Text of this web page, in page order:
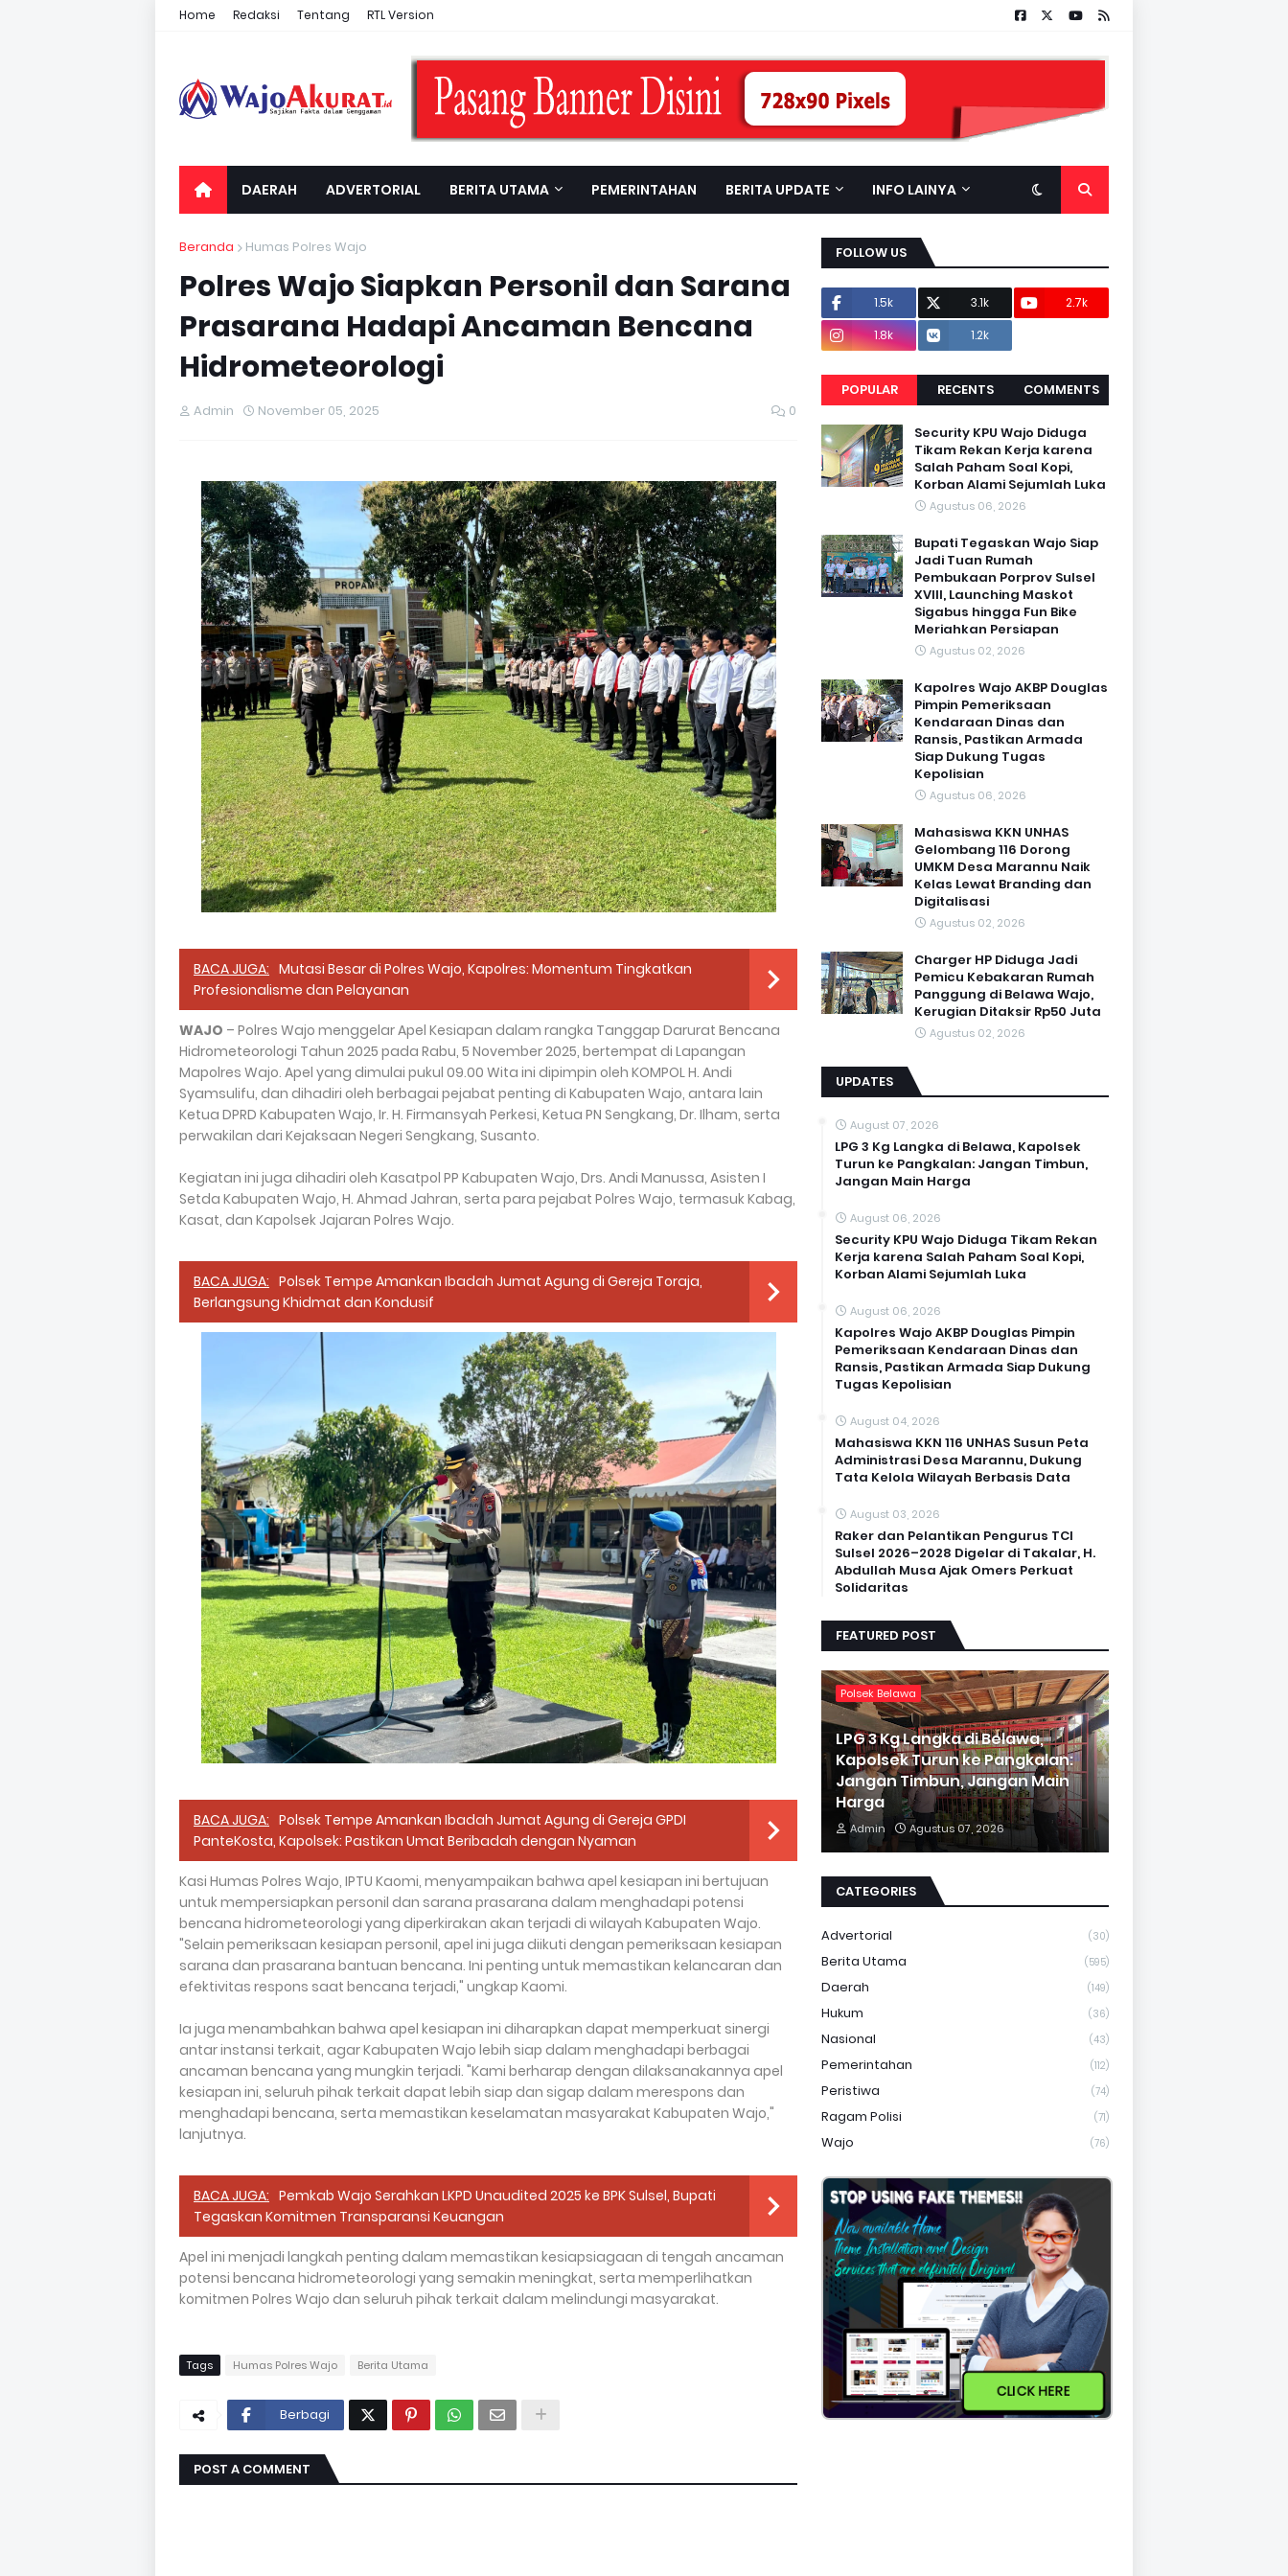
Home Redaksi Tentang RTL Version
DAERAH ADVERTORIAL BERITA UTAMA PEMERINTAHAN BERITA UPDATE INFO LAINYA
Beranda Humas Polres Wajo
Polres Wajo Siapkan Personil dan Sarana
Prasarana Hadapi Ancaman Bencana
Hidrometeorologi
Admin November 05, 2025 0
BACA JUGA: Mutasi Besar di Polres Wajo, Kapolres: Momentum Tingkatkan
Profesionalisme dan Pelayanan
WAJO – Polres Wajo menggelar Apel Kesiapan dalam rangka Tanggap Darurat Bencana
Hidrometeorologi Tahun 2025 pada Rabu, 5 November 2025, bertempat di Lapangan
Mapolres Wajo. Apel yang dimulai pukul 09.00 Wita ini dipimpin oleh KOMPOL H. Andi
Syamsulifu, dan dihadiri oleh berbagai pejabat penting di Kabupaten Wajo, antara lain
Ketua DPRD Kabupaten Wajo, Ir. H. Firmansyah Perkesi, Ketua PN Sengkang, Dr. Ilham, serta
perwakilan dari Kejaksaan Negeri Sengkang, Susanto.
Kegiatan ini juga dihadiri oleh Kasatpol PP Kabupaten Wajo, Drs. Andi Manussa, Asisten I
Setda Kabupaten Wajo, H. Ahmad Jahran, serta para pejabat Polres Wajo, termasuk Kabag,
Kasat, dan Kapolsek Jajaran Polres Wajo.
BACA JUGA: Polsek Tempe Amankan Ibadah Jumat Agung di Gereja Toraja,
Berlangsung Khidmat dan Kondusif
BACA JUGA: Polsek Tempe Amankan Ibadah Jumat Agung di Gereja GPDI
PanteKosta, Kapolsek: Pastikan Umat Beribadah dengan Nyaman
Kasi Humas Polres Wajo, IPTU Kaomi, menyampaikan bahwa apel kesiapan ini bertujuan
untuk mempersiapkan personil dan sarana prasarana dalam menghadapi potensi
bencana hidrometeorologi yang diperkirakan akan terjadi di wilayah Kabupaten Wajo.
"Selain pemeriksaan kesiapan personil, apel ini juga diikuti dengan pemeriksaan kesiapan
sarana dan prasarana bantuan bencana. Ini penting untuk memastikan kelancaran dan
efektivitas respons saat bencana terjadi," ungkap Kaomi.
Ia juga menambahkan bahwa apel kesiapan ini diharapkan dapat memperkuat sinergi
antar instansi terkait, agar Kabupaten Wajo lebih siap dalam menghadapi berbagai
ancaman bencana yang mungkin terjadi. "Kami berharap dengan dilaksanakannya apel
kesiapan ini, seluruh pihak terkait dapat lebih siap dan sigap dalam merespons dan
menghadapi bencana, serta memastikan keselamatan masyarakat Kabupaten Wajo,"
lanjutnya.
BACA JUGA: Pemkab Wajo Serahkan LKPD Unaudited 2025 ke BPK Sulsel, Bupati
Tegaskan Komitmen Transparansi Keuangan
Apel ini menjadi langkah penting dalam memastikan kesiapsiagaan di tengah ancaman
potensi bencana hidrometeorologi yang semakin meningkat, serta memperlihatkan
komitmen Polres Wajo dan seluruh pihak terkait dalam melindungi masyarakat.
Tags Humas Polres Wajo Berita Utama
Berbagi
POST A COMMENT
FOLLOW US
1.5k 3.1k
2.7k
1.8k
1.2k
POPULAR RECENTS COMMENTS
Security KPU Wajo Diduga
Tikam Rekan Kerja karena
Salah Paham Soal Kopi,
Korban Alami Sejumlah Luka
Agustus 06, 2026
Bupati Tegaskan Wajo Siap
Jadi Tuan Rumah
Pembukaan Porprov Sulsel
XVIII, Launching Maskot
Sigabus hingga Fun Bike
Meriahkan Persiapan
Agustus 02, 2026
Kapolres Wajo AKBP Douglas
Pimpin Pemeriksaan
Kendaraan Dinas dan
Ransis, Pastikan Armada
Siap Dukung Tugas
Kepolisian
Agustus 06, 2026
Mahasiswa KKN UNHAS
Gelombang 116 Dorong
UMKM Desa Marannu Naik
Kelas Lewat Branding dan
Digitalisasi
Agustus 02, 2026
Charger HP Diduga Jadi
Pemicu Kebakaran Rumah
Panggung di Belawa Wajo,
Kerugian Ditaksir Rp50 Juta
Agustus 02, 2026
UPDATES
August 07, 2026
LPG 3 Kg Langka di Belawa, Kapolsek
Turun ke Pangkalan: Jangan Timbun,
Jangan Main Harga
August 06, 2026
Security KPU Wajo Diduga Tikam Rekan
Kerja karena Salah Paham Soal Kopi,
Korban Alami Sejumlah Luka
August 06, 2026
Kapolres Wajo AKBP Douglas Pimpin
Pemeriksaan Kendaraan Dinas dan
Ransis, Pastikan Armada Siap Dukung
Tugas Kepolisian
August 04, 2026
Mahasiswa KKN 116 UNHAS Susun Peta
Administrasi Desa Marannu, Dukung
Tata Kelola Wilayah Berbasis Data
August 03, 2026
Raker dan Pelantikan Pengurus TCI
Sulsel 2026–2028 Digelar di Takalar, H.
Abdullah Musa Ajak Omers Perkuat
Solidaritas
FEATURED POST
Polsek Belawa
LPG 3 Kg Langka di Belawa,
Kapolsek Turun ke Pangkalan:
Jangan Timbun, Jangan Main
Harga
Admin Agustus 07, 2026
CATEGORIES
Advertorial (30)
Berita Utama (595)
Daerah (149)
Hukum (36)
Nasional (43)
Pemerintahan (112)
Peristiwa (74)
Ragam Polisi (71)
Wajo (76)
CLICK HERE